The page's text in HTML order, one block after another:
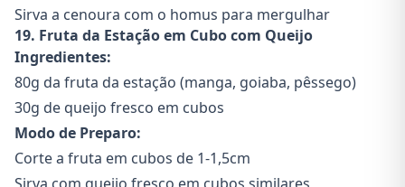
Sirva a cenoura com o homus para mergulhar
19. Fruta da Estação em Cubo com Queijo
Ingredientes:
80g da fruta da estação (manga, goiaba, pêssego)
30g de queijo fresco em cubos
Modo de Preparo:
Corte a fruta em cubos de 1-1,5cm